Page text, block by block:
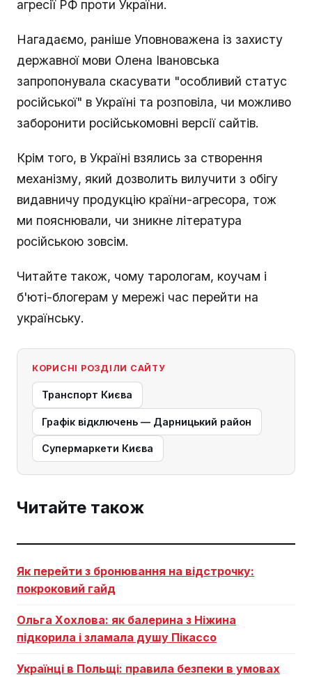
агресії РФ проти України.
Нагадаємо, раніше Уповноважена із захисту
державної мови Олена Івановська
запропонувала скасувати "особливий статус
російської" в Україні та розповіла, чи можливо
заборонити російськомовні версії сайтів.
Крім того, в Україні взялись за створення
механізму, який дозволить вилучити з обігу
видавничу продукцію країни-агресора, тож
ми пояснювали, чи зникне література
російською зовсім.
Читайте також, чому тарологам, коучам і
б'юті-блогерам у мережі час перейти на
українську.
КОРИСНІ РОЗДІЛИ САЙТУ
Транспорт Києва
Графік відключень — Дарницький район
Супермаркети Києва
Читайте також
Як перейти з бронювання на відстрочку:
покроковий гайд
Ольга Хохлова: як балерина з Ніжина
підкорила і зламала душу Пікассо
Українці в Польщі: правила безпеки в умовах